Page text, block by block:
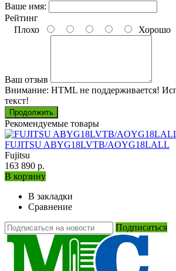
Ваше имя:
Рейтинг
Плохо
Хорошо
Ваш отзыв
Внимание: HTML не поддерживается!
текст!
Продолжить
Рекомендуемые товары
FUJITSU ABYG18LVTB/AOYG18LALL
Fujitsu
163 890 р.
В корзину
В закладки
Сравнение
Подписаться